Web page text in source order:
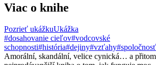
Viac o knihe
Pozrieť ukážkuUkážka
#dosahovanie cieľov#vodcovské
schopnosti#história#dejiny#vzťahy#spoločnosť
Amorální, skandální, velice cynická… a přitom